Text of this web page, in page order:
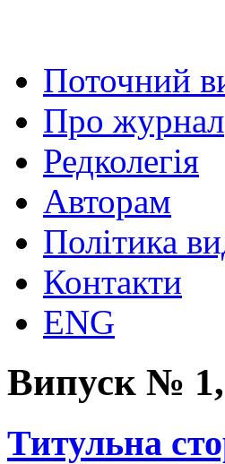
Поточний
Про журнал
Редколегія
Авторам
Політика
Контакти
ENG
Випуск № 1,
Титульна